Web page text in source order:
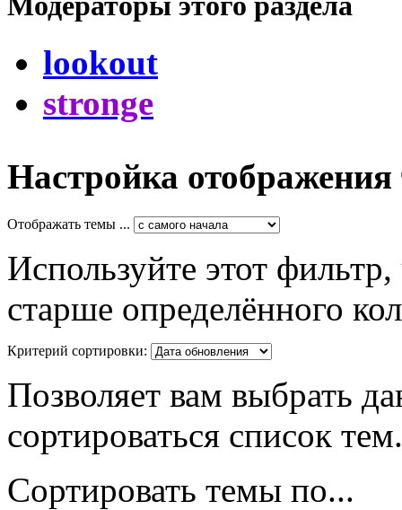
lookout
stronge
Настройка отображения
Отображать темы ...
Используйте этот
старше определённого
Критерий сортировки:
Позволяет вам выбрать
сортироваться список тем.
Сортировать темы по...